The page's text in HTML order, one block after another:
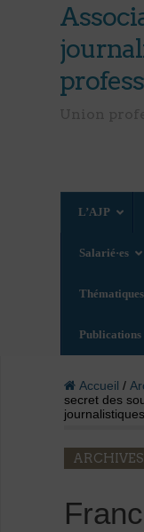
L’AJP
Salarié·es
Thématiques
Publications
Accueil /
secret des
ARCHIVES